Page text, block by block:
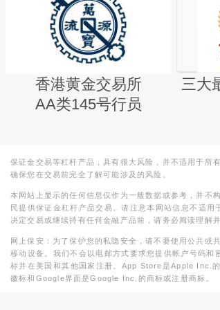
香港黄金交易所
AA类145号行员
三大
保证金交易等杠杆产品，具有很大风险，并不适用于所
确保您在交易前完全了解可能涉及的风险。
本网站上显示的任何信息仅作为一般数据或参考，并不
民提供保证金杠杆产品交易。请注意本网站信息不适
决定交易或继续持有任何金融产品前，请务必阅读理解
网上保安：为了保护您的私隐安全，请不要使用公共或
移动设备。我们不会以电邮方式要求您提供帐户号码
标并在美国和其他国家注册。App Store是Apple Inc.
徽标和Google界面是Google Inc.的商标或注册商标。